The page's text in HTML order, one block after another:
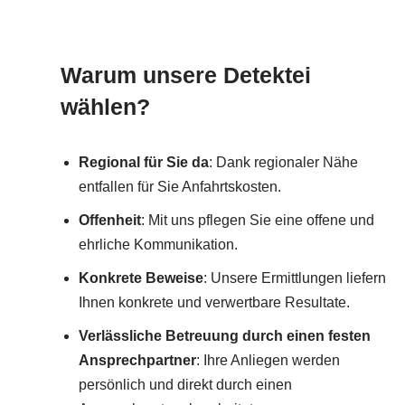
Warum unsere Detektei
wählen?
Regional für Sie da: Dank regionaler Nähe
entfallen für Sie Anfahrtskosten.
Offenheit: Mit uns pflegen Sie eine offene und
ehrliche Kommunikation.
Konkrete Beweise: Unsere Ermittlungen liefern
Ihnen konkrete und verwertbare Resultate.
Verlässliche Betreuung durch einen festen
Ansprechpartner: Ihre Anliegen werden
persönlich und direkt durch einen